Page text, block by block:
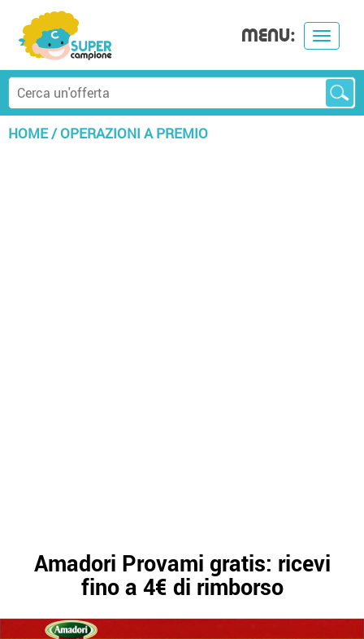
Toggle
MENU:
HOME/OPERAZIONI A PREMIO
Amadori Provami gratis: ricevi
fino a 4€ di rimborso